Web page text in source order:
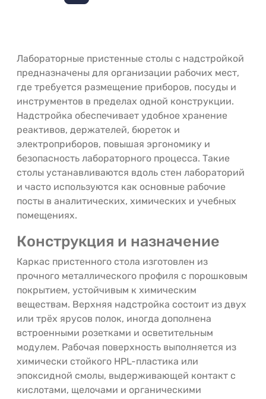
Лабораторные пристенные столы с надстройкой
предназначены для организации рабочих мест,
где требуется размещение приборов, посуды и
инструментов в пределах одной конструкции.
Надстройка обеспечивает удобное хранение
реактивов, держателей, бюреток и
электроприборов, повышая эргономику и
безопасность лабораторного процесса. Такие
столы устанавливаются вдоль стен лабораторий
и часто используются как основные рабочие
посты в аналитических, химических и учебных
помещениях.
Конструкция и назначение
Каркас пристенного стола изготовлен из
прочного металлического профиля с порошковым
покрытием, устойчивым к химическим
веществам. Верхняя надстройка состоит из двух
или трёх ярусов полок, иногда дополнена
встроенными розетками и осветительным
модулем. Рабочая поверхность выполняется из
химически стойкого HPL-пластика или
эпоксидной смолы, выдерживающей контакт с
кислотами, щелочами и органическими